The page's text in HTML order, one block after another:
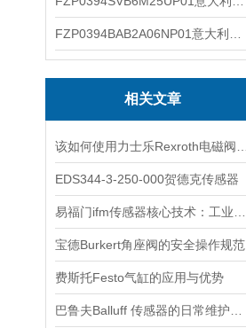
相关文章
EDS344-3-250-000贺德克传感器
宝德Burkert角座阀的安全操作规范
费斯托Festo气缸的应用与优势